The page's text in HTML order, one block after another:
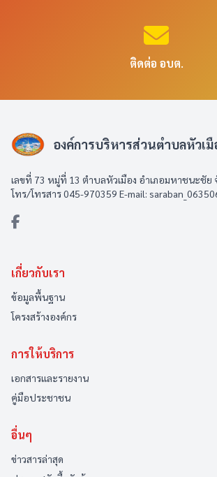
ติดต่อ อบต.
องค์การบริหารส่วนตำบลหัวเมื
เลขที่ 73 หมู่ที่ 13 ตำบลหัวเมือง อำเภอมหาชนะชัย
โทร/โทรสาร 045-970359 E-mail:
เกี่ยวกับเรา
ข้อมูลพื้นฐาน
โครงสร้างองค์กร
การให้บริการ
เอกสารและรายงาน
คู่มือประชาชน
อื่นๆ
ข่าวสารล่าสุด